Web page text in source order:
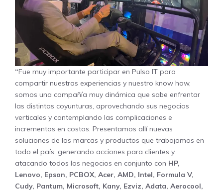
“Fue muy importante participar en Pulso IT para
compartir nuestras experiencias y nuestro know how,
somos una compañía muy dinámica que sabe enfrentar
las distintas coyunturas, aprovechando sus negocios
verticales y contemplando las complicaciones e
incrementos en costos. Presentamos allí nuevas
soluciones de las marcas y productos que trabajamos en
todo el país, generando acciones para clientes y
atacando todos los negocios en conjunto con HP,
Lenovo, Epson, PCBOX, Acer, AMD, Intel, Formula V,
Cudy, Pantum, Microsoft, Kany, Ezviz, Adata, Aerocool,